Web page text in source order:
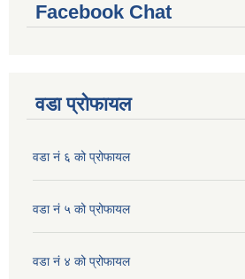
Facebook Chat
वडा प्रोफायल
वडा नं ६ को प्रोफायल
वडा नं ५ को प्रोफायल
वडा नं ४ को प्रोफायल